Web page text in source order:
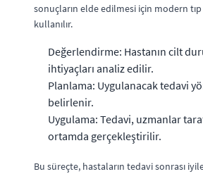
sonuçların elde edilmesi için modern
kullanılır.
Değerlendirme: Hastanın cilt
ihtiyaçları analiz edilir.
Planlama: Uygulanacak tedavi
belirlenir.
Uygulama: Tedavi, uzmanlar
ortamda gerçekleştirilir.
Bu süreçte, hastaların tedavi sonrası